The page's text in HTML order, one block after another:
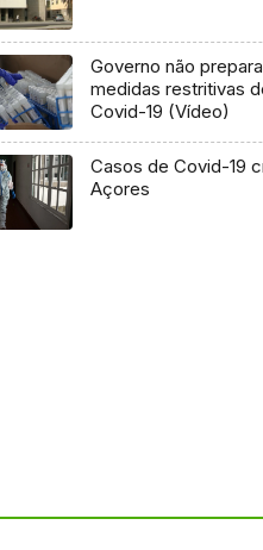
Governo não
medidas restritivas
Covid-19 (Vídeo)
Casos de Covid-19
Açores